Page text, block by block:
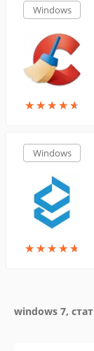
Windows
★★★★★
★★★★★
Windows
★★★★★
★★★★★
windows 7,